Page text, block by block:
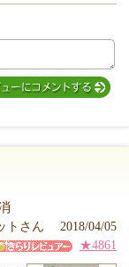
トさん 2018/04/05
★4861